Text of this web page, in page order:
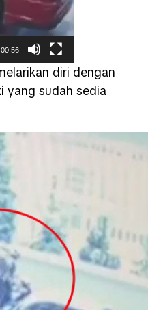
00:56
diri dengan
yang sudah sedia